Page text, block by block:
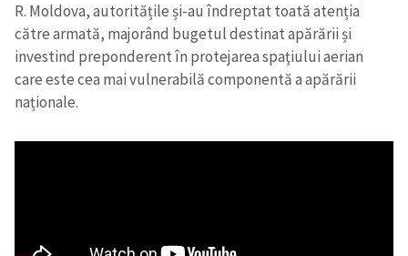
R. Moldova, autoritățile și-au îndreptat toată atenția
către armată, majorând bugetul destinat apărării și
investind preponderent în protejarea spaţiului aerian
care este cea mai vulnerabilă componentă a apărării
naționale.